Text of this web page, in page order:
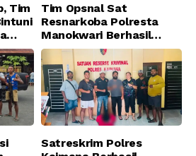
Tim
SMA
Tim Opsnal Sat
Resnarkoba Polresta
Manokwari Berhasil
Ungkap Kasus Tindak
Pidana Narkotika
Golongan I Jenis Shabu
di SP 4 Distrik Prafi kab.
Manokwari
Satreskrim Polres